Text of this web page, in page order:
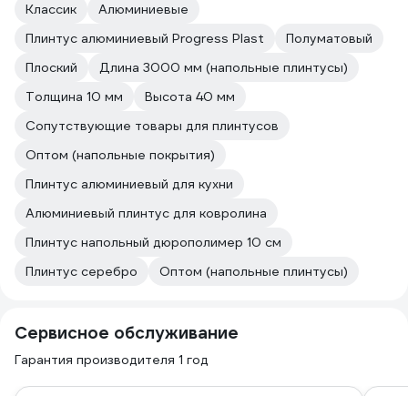
Классик
Алюминиевые
Плинтус алюминиевый Progress Plast
Полуматовый
Плоский
Длина 3000 мм (напольные плинтусы)
Толщина 10 мм
Высота 40 мм
Сопутствующие товары для плинтусов
Оптом (напольные покрытия)
Плинтус алюминиевый для кухни
Алюминиевый плинтус для ковролина
Плинтус напольный дюрополимер 10 см
Плинтус серебро
Оптом (напольные плинтусы)
Сервисное обслуживание
Гарантия производителя 1 год